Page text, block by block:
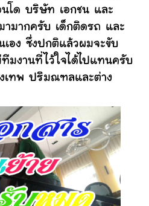
โด บริษัท เอกชน และ
ามากครับ เด็กติดรถ และ
อง ซึ่งปกติแล้วผมจะขับ
ทีมงานที่ไว้ใจได้ไปแทนครับ
งเทพ ปริมณฑลและต่าง